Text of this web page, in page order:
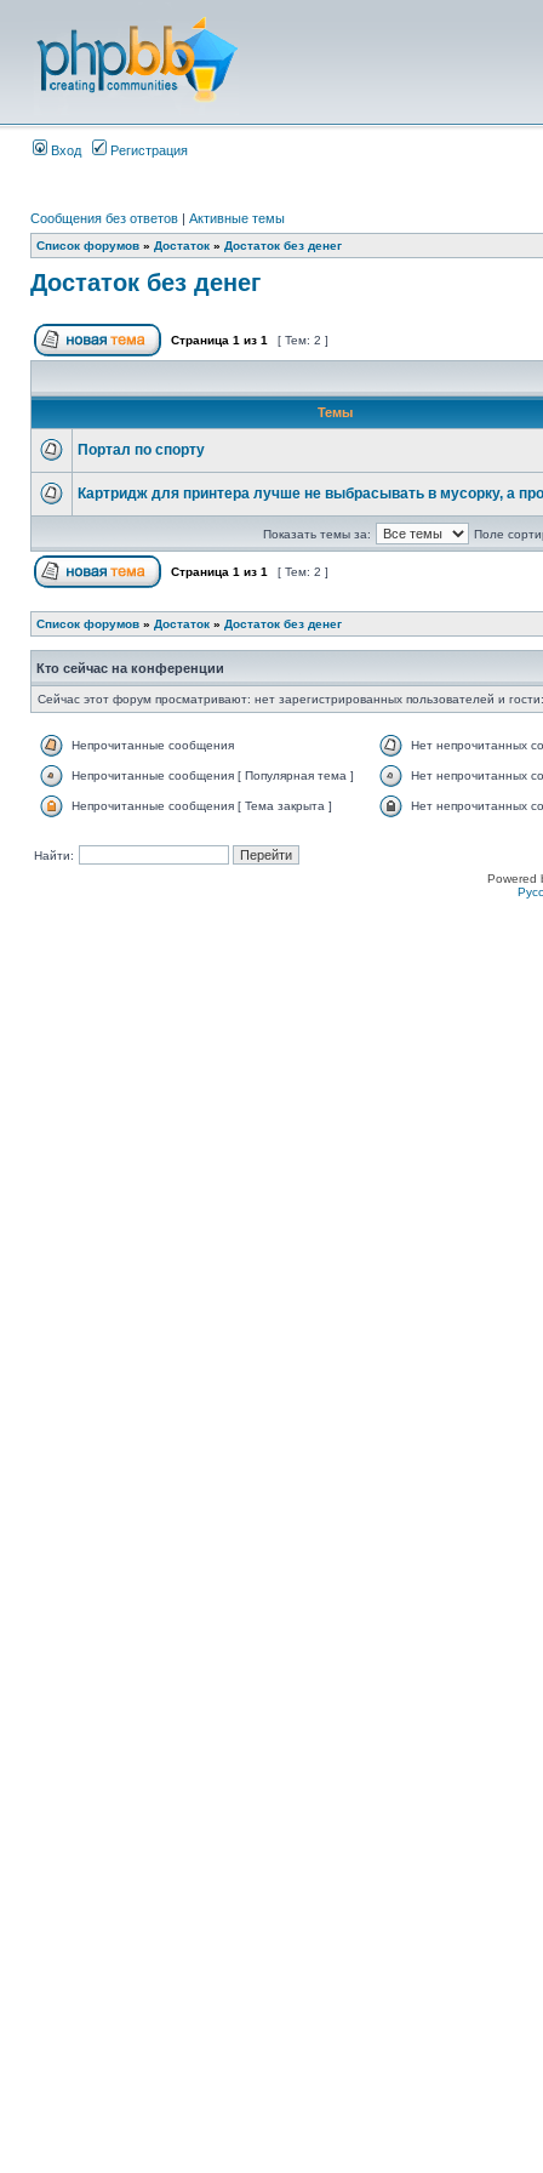
Вход Регистрация
Сообщения без ответов | Активные темы
Список форумов » Достаток » Достаток без денег
Достаток без денег
Страница 1 из 1 [ Тем: 2 ]
Темы
Портал по спорту
Картридж для принтера лучше не выбрасывать в мусорку, а
Показать темы за: Поле
Страница 1 из 1 [ Тем: 2 ]
Список форумов » Достаток » Достаток без денег
Кто сейчас на конференции
Сейчас этот форум просматривают: нет зарегистрированных пользователей и
Непрочитанные сообщения Нет непрочитанных
Непрочитанные сообщения [ Популярная тема ] Нет непрочитанных
Непрочитанные сообщения [ Тема закрыта ] Нет непрочитанных
Найти:
Powered